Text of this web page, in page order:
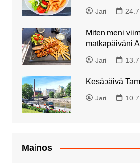
Jari
Miten meni
matkapäiväni
Jari
Kesäpäivä
Jari
Mainos